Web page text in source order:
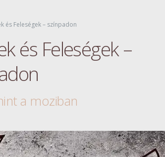
és Feleségek – színpadon
és Feleségek –
a moziban